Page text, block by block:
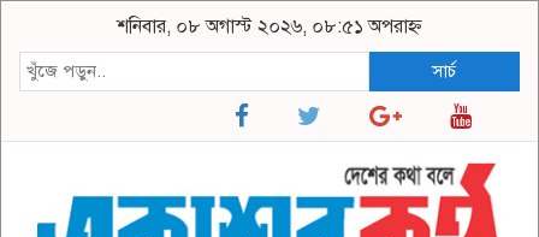
শনিবার, ০৮ অগাস্ট ২০২৬, ০৮:৫১ অপরাহ্ন
সার্চ